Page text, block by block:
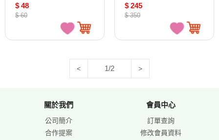
$ 48
$ 60
$ 245
$ 350
< 1/2 >
關於我們
公司簡介
合作提案
會員中心
訂單查詢
修改會員資料